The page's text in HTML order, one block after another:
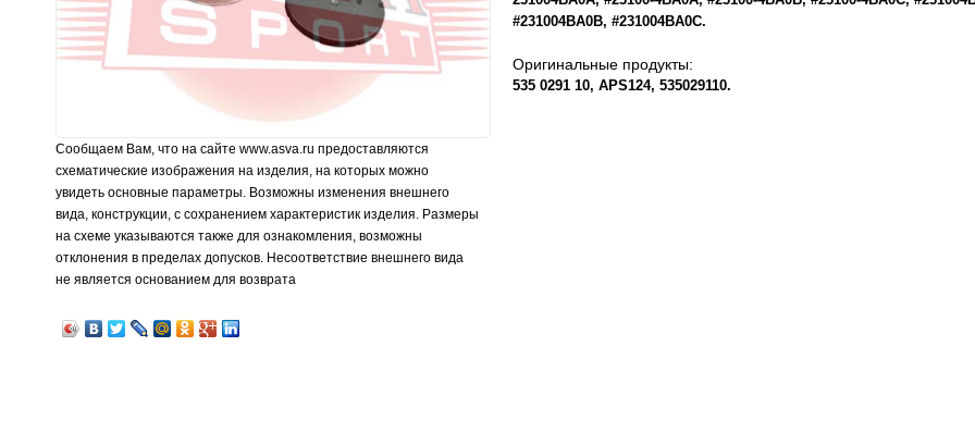
Сообщаем Вам, что на сайте www.asva.ru предоставляются
схематические изображения на изделия, на которых можно
увидеть основные параметры. Возможны изменения внешнего
вида, конструкции, с сохранением характеристик изделия. Размеры
на схеме указываются также для ознакомления, возможны
отклонения в пределах допусков. Несоответствие внешнего вида
не является основанием для возврата
#231004BA0B #231004BA0C
Оригинальные продукты:
535 0291 10 APS124 535029110